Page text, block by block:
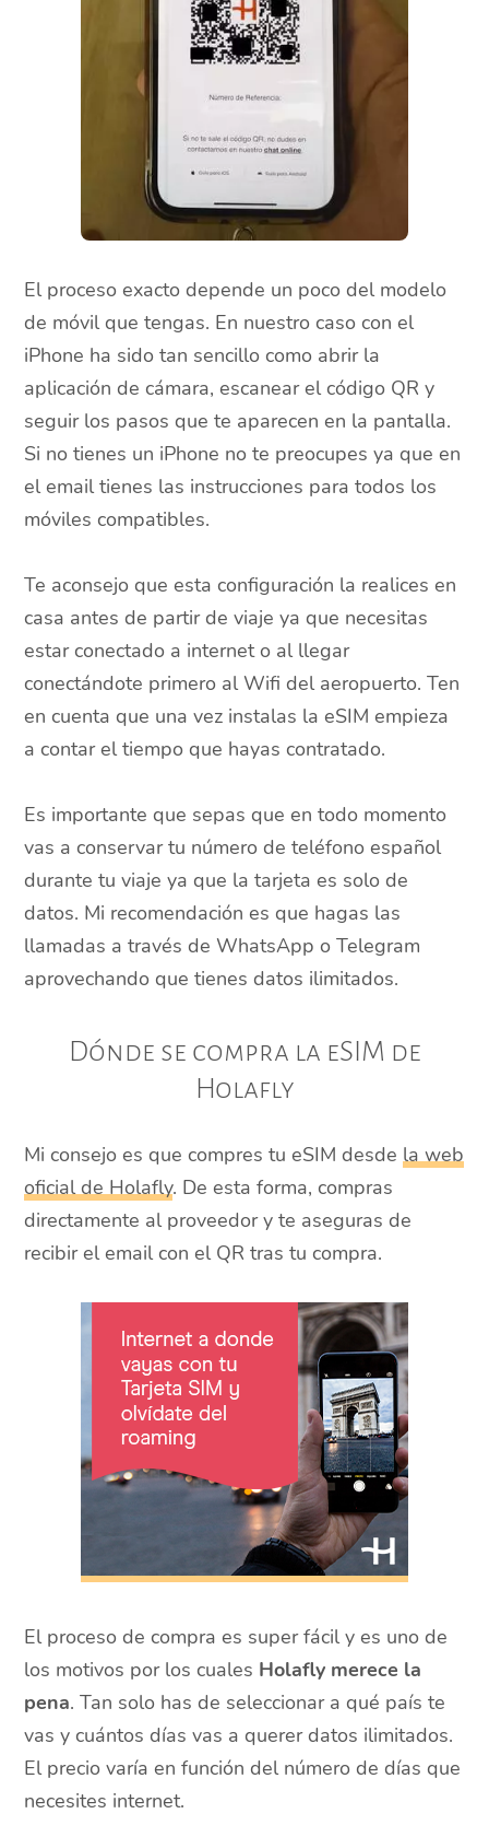
El proceso exacto depende un poco del modelo
de móvil que tengas. En nuestro caso con el
iPhone ha sido tan sencillo como abrir la
aplicación de cámara, escanear el código QR y
seguir los pasos que te aparecen en la pantalla.
Si no tienes un iPhone no te preocupes ya que en
el email tienes las instrucciones para todos los
móviles compatibles.
Te aconsejo que esta configuración la realices en
casa antes de partir de viaje ya que necesitas
estar conectado a internet o al llegar
conectándote primero al Wifi del aeropuerto. Ten
en cuenta que una vez instalas la eSIM empieza
a contar el tiempo que hayas contratado.
Es importante que sepas que en todo momento
vas a conservar tu número de teléfono español
durante tu viaje ya que la tarjeta es solo de
datos. Mi recomendación es que hagas las
llamadas a través de WhatsApp o Telegram
aprovechando que tienes datos ilimitados.
Dónde se compra la eSIM de
Holafly
Mi consejo es que compres tu eSIM desdela web
oficial de Holafly. De esta forma, compras
directamente al proveedor y te aseguras de
recibir el email con el QR tras tu compra.
El proceso de compra es super fácil y es uno de
los motivos por los cuales Holafly merece la
pena. Tan solo has de seleccionar a qué país te
vas y cuántos días vas a querer datos ilimitados.
El precio varía en función del número de días que
necesites internet.